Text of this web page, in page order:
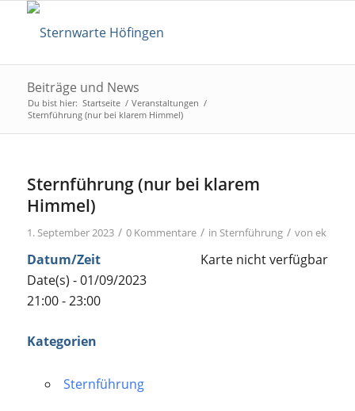
Beiträge und News
Du bist hier: Startseite / Veranstaltungen /
Sternführung (nur bei klarem Himmel)
Sternführung (nur bei klarem
Himmel)
1. September 2023 / 0 Kommentare / in Sternführung / von ek
Karte nicht verfügbar
Datum/Zeit
Date(s) - 01/09/2023
21:00 - 23:00
Kategorien
Sternführung